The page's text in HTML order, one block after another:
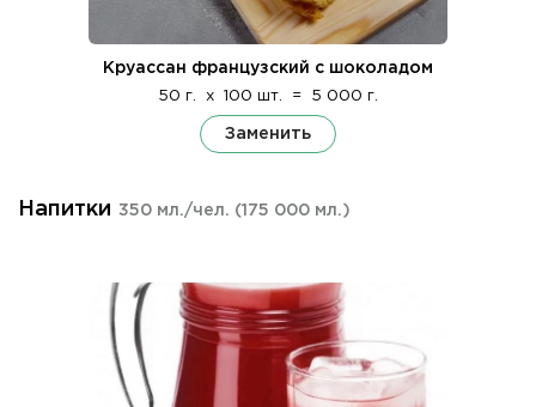
Круассан французский с шоколадом
50 г. x 100 шт. = 5 000 г.
Заменить
Напитки 350 мл./чел. (175 000 мл.)